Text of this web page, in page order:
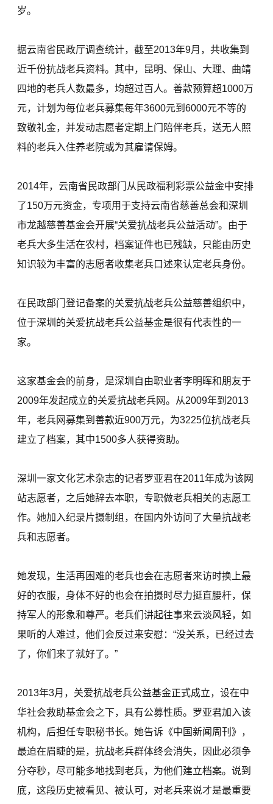
岁。
据云南省民政厅调查统计，截至2013年9月，共收集到
近千份抗战老兵资料。其中，昆明、保山、大理、曲靖
四地的老兵人数最多，均超过百人。善款预算超1000万
元，计划为每位老兵募集每年3600元到6000元不等的
致敬礼金，并发动志愿者定期上门陪伴老兵，送无人照
料的老兵入住养老院或为其雇请保姆。
2014年，云南省民政部门从民政福利彩票公益金中安排
了150万元资金，专项用于支持云南省慈善总会和深圳
市龙越慈善基金会开展“关爱抗战老兵公益活动”。由于
老兵大多生活在农村，档案证件也已残缺，只能由历史
知识较为丰富的志愿者收集老兵口述来认定老兵身份。
在民政部门登记备案的关爱抗战老兵公益慈善组织中，
位于深圳的关爱抗战老兵公益基金是很有代表性的一
家。
这家基金会的前身，是深圳自由职业者李明晖和朋友于
2009年发起成立的关爱抗战老兵网。从2009年到2013
年，老兵网募集到善款近900万元，为3225位抗战老兵
建立了档案，其中1500多人获得资助。
深圳一家文化艺术杂志的记者罗亚君在2011年成为该网
站志愿者，之后她辞去本职，专职做老兵相关的志愿工
作。她加入纪录片摄制组，在国内外访问了大量抗战老
兵和志愿者。
她发现，生活再困难的老兵也会在志愿者来访时换上最
好的衣服，身体不好的也会在拍摄时尽力挺直腰杆，保
持军人的形象和尊严。老兵们讲起往事来云淡风轻，如
果听的人难过，他们会反过来安慰：“没关系，已经过去
了，你们来了就好了。”
2013年3月，关爱抗战老兵公益基金正式成立，设在中
华社会救助基金会之下，具有公募性质。罗亚君加入该
机构，后担任专职秘书长。她告诉《中国新闻周刊》，
最迫在眉睫的是，抗战老兵群体终会消失，因此必须争
分夺秒，尽可能多地找到老兵，为他们建立档案。说到
底，这段历史被看见、被认可，对老兵来说才是最重要